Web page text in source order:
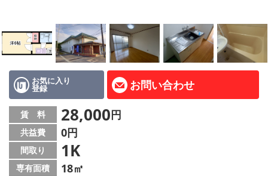
地域から探す
地図から探す
スタッフ紹介
Instagram
店舗情報·アクセス
会社概要
お気に入り
登録 お問い合わせ
賃 料 28,000円
共益費 0円
間取り 1K
専有面積 18㎡